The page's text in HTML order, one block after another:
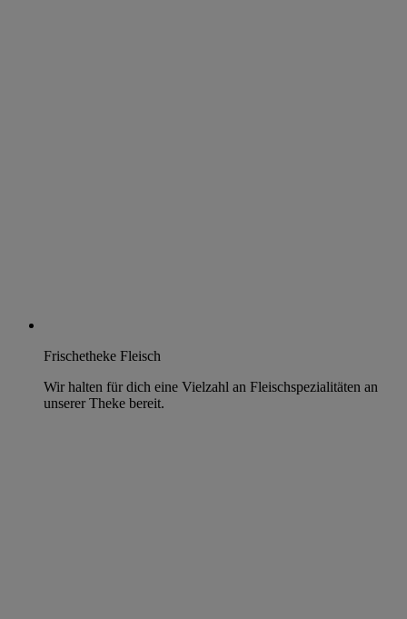
Frischetheke Fleisch
Wir halten für dich eine Vielzahl an Fleischspezialitäten an
unserer Theke bereit.